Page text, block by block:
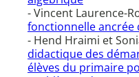
- Vincent Laurence-
fonctionnelle ancrée
- Hend Hraimi et
didactique des
élèves du primaire